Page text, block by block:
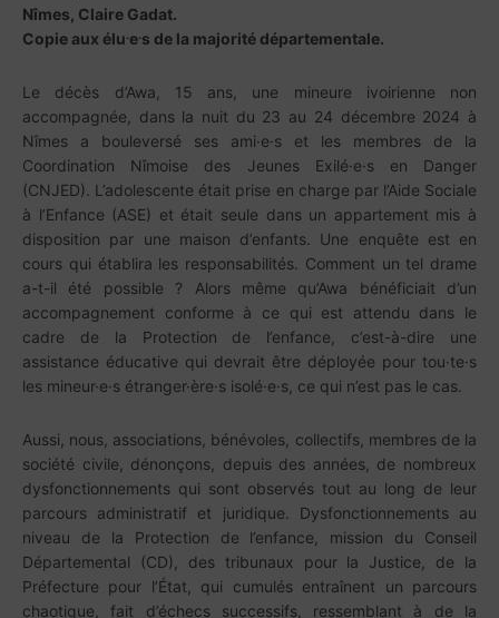
Nîmes, Claire Gadat.
Copie aux élu.e.s de la majorité départementale.
Le décès d’Awa, 15 ans, une mineure ivoirienne non
accompagnée, dans la nuit du 23 au 24 décembre 2024 à
Nîmes a bouleversé ses ami·e·s et les membres de la
Coordination Nîmoise des Jeunes Exilé·e·s en Danger
(CNJED). L’adolescente était prise en charge par l’Aide Sociale
à l’Enfance (ASE) et était seule dans un appartement mis à
disposition par une maison d’enfants. Une enquête est en
cours qui établira les responsabilités. Comment un tel drame
a-t-il été possible ? Alors même qu’Awa bénéficiait d’un
accompagnement conforme à ce qui est attendu dans le
cadre de la Protection de l’enfance, c’est-à-dire une
assistance éducative qui devrait être déployée pour tou·te·s
les mineur·e·s étranger·ère·s isolé·e·s, ce qui n’est pas le cas.
Aussi, nous, associations, bénévoles, collectifs, membres de la
société civile, dénonçons, depuis des années, de nombreux
dysfonctionnements qui sont observés tout au long de leur
parcours administratif et juridique. Dysfonctionnements au
niveau de la Protection de l’enfance, mission du Conseil
Départemental (CD), des tribunaux pour la Justice, de la
Préfecture pour l’État, qui cumulés entraînent un parcours
chaotique, fait d’échecs successifs, ressemblant à de la